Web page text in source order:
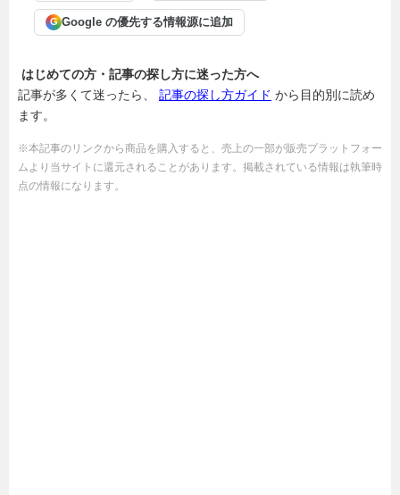
G Google の優先する情報源に追加
はじめての方・記事の探し方に迷った方へ
記事が多くて迷ったら、 記事の探し方ガイド から目的別に読め
ます。
※本記事のリンクから商品を購入すると、売上の一部が販売プラットフォー
ムより当サイトに還元されることがあります。掲載されている情報は執筆時
点の情報になります。